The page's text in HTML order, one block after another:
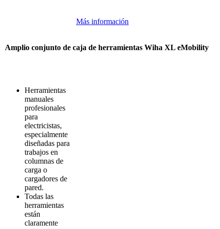
Más información
Amplio conjunto de caja de herramientas Wiha XL eMobility
Herramientas
manuales
profesionales
para
electricistas,
especialmente
diseñadas para
trabajos en
columnas de
carga o
cargadores de
pared.
Todas las
herramientas
están
claramente